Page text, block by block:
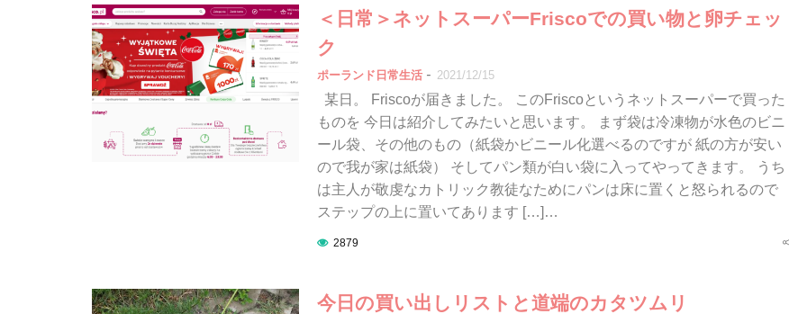
＜日常＞ネットスーパーFriscoでの買い物と卵チェッ
ク
ポーランド日常生活 - 2021/12/15
某日。 Friscoが届きました。 このFriscoというネットスーパーで買った
ものを 今日は紹介してみたいと思います。 まず袋は冷凍物が水色のビニ
ール袋、その他のもの（紙袋かビニール化選べるのですが 紙の方が安い
ので我が家は紙袋） そしてパン類が白い袋に入ってやってきます。 うち
は主人が敬虔なカトリック教徒なためにパンは床に置くと怒られるので
ステップの上に置いてあります […]…
2879
今日の買い出しリストと道端のカタツムリ